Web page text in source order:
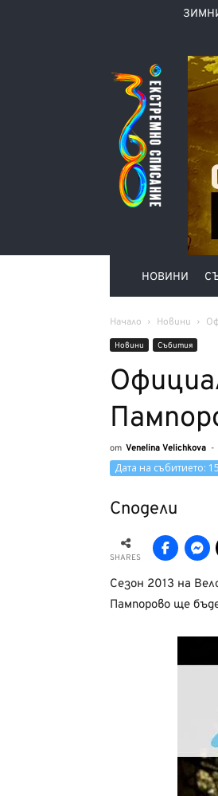
Списание
360°
НОВИНИ
Начало Новини
Новини Събития
от Venelina Velichkova -
Дата на събитието:
Сподели
SHARES
Сезон 2013 на
Пампорово ще